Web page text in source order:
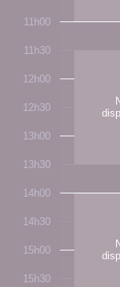
11h00
11h30
12h00
12h30
13h00
13h30
14h00
14h30
15h00
15h30